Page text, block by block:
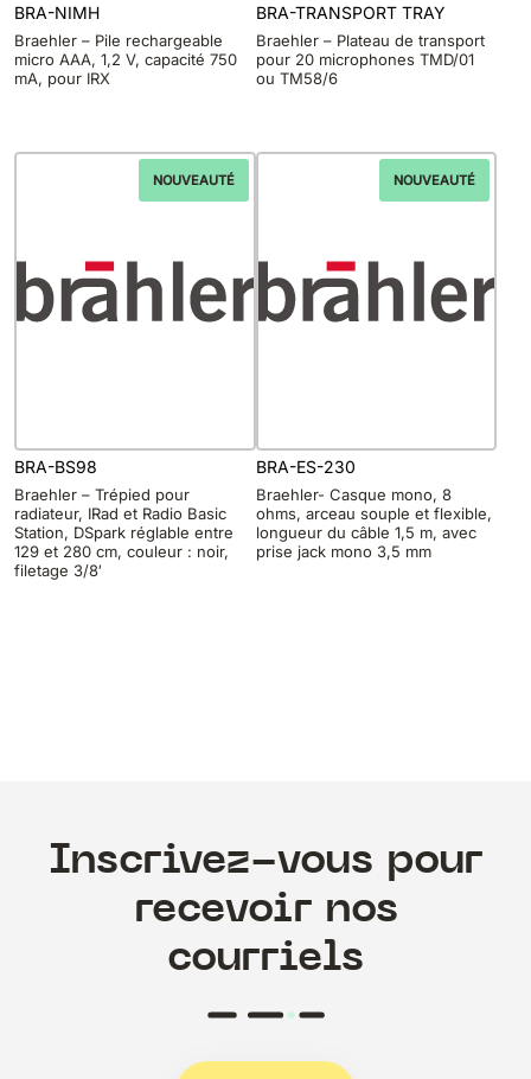
BRA-NIMH
Braehler – Pile rechargeable
micro AAA, 1,2 V, capacité 750
mA, pour IRX
BRA-TRANSPORT TRAY
Braehler – Plateau de transport
pour 20 microphones TMD/01
ou TM58/6
NOUVEAUTÉ
BRA-BS98
Braehler – Trépied pour
radiateur, IRad et Radio Basic
Station, DSpark réglable entre
129 et 280 cm, couleur : noir,
filetage 3/8′
NOUVEAUTÉ
BRA-ES-230
Braehler- Casque mono, 8
ohms, arceau souple et flexible,
longueur du câble 1,5 m, avec
prise jack mono 3,5 mm
Inscrivez-vous pour
recevoir nos
courriels